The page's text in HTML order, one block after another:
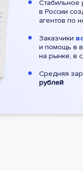
Стабильное
в России
агентов по
Заказчики
и помощь в
на рынке, в
Средняя
рублей